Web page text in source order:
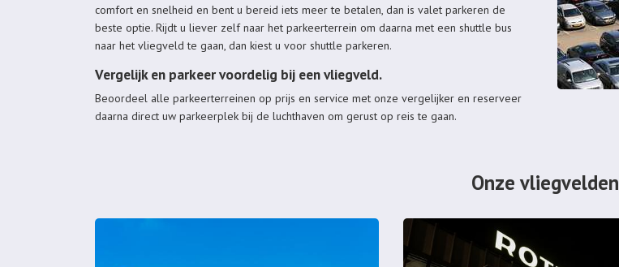
comfort en snelheid en bent u bereid iets meer te betalen, dan is valet parkeren de
beste optie. Rijdt u liever zelf naar het parkeerterrein om daarna met een shuttle bus
naar het vliegveld te gaan, dan kiest u voor shuttle parkeren.
Vergelijk en parkeer voordelig bij een vliegveld.
Beoordeel alle parkeerterreinen op prijs en service met onze vergelijker en reserveer
daarna direct uw parkeerplek bij de luchthaven om gerust op reis te gaan.
Onze vliegvelden